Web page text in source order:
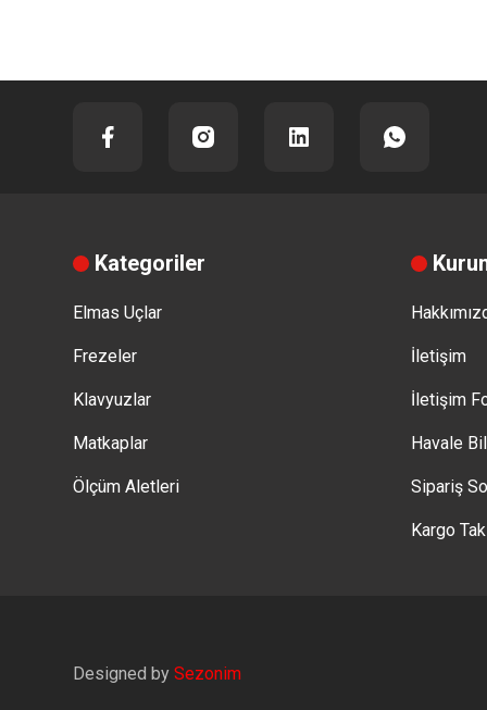
Kategoriler
Elmas Uçlar
Frezeler
Klavyuzlar
Matkaplar
Ölçüm Aletleri
İletişim
İletişim
Havale
Sipariş
Kargo
Designed by Sezonim